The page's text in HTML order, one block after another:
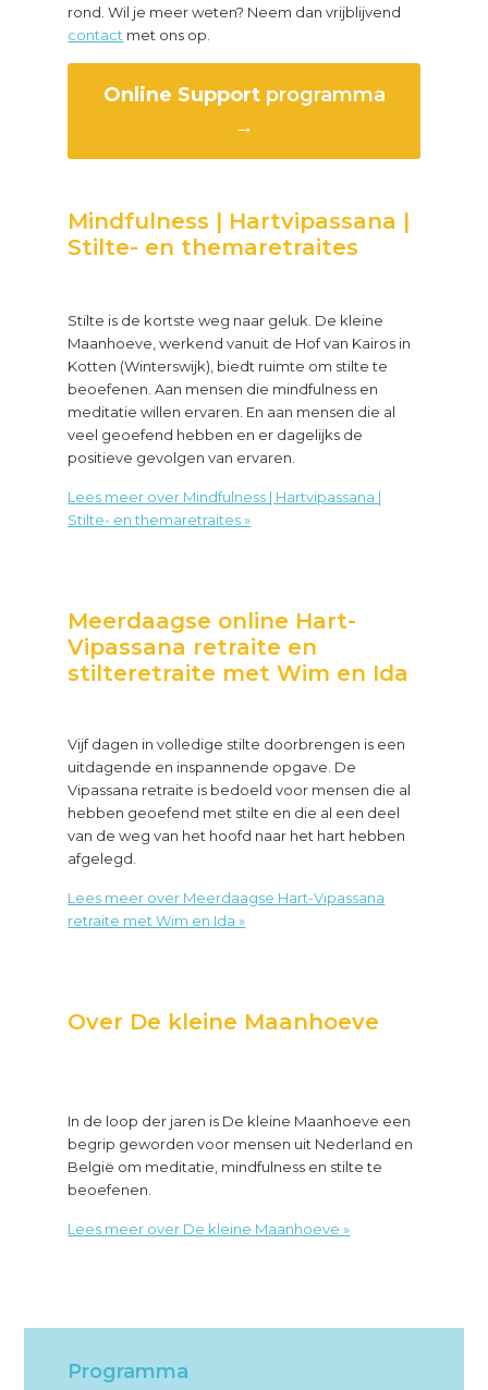
rond. Wil je meer weten? Neem dan vrijblijvend
contact met ons op.
Online Supportprogramma
→
Mindfulness | Hartvipassana |
Stilte- en themaretraites
Stilte is de kortste weg naar geluk. De kleine
Maanhoeve, werkend vanuit de Hof van Kairos in
Kotten (Winterswijk), biedt ruimte om stilte te
beoefenen. Aan mensen die mindfulness en
meditatie willen ervaren. En aan mensen die al
veel geoefend hebben en er dagelijks de
positieve gevolgen van ervaren.
Lees meer over Mindfulness | Hartvipassana |
Stilte- en themaretraites »about
|
Stilte-
en
themaretraites
Meerdaagse online Hart-
Vipassana retraite en
stilteretraite met Wim en Ida
Vijf dagen in volledige stilte doorbrengen is een
uitdagende en inspannende opgave. De
Vipassana retraite is bedoeld voor mensen die al
hebben geoefend met stilte en die al een deel
van de weg van het hoofd naar het hart hebben
afgelegd.
Lees meer over Meerdaagse Hart-Vipassana
retraite met Wim en Ida »about
Vipassana
retraite
Wim
en
Ida
Over De kleine Maanhoeve
In de loop der jaren is De kleine Maanhoeve een
begrip geworden voor mensen uit Nederland en
België om meditatie, mindfulness en stilte te
beoefenen.
Lees meer over De kleine Maanhoeve »about
Programma